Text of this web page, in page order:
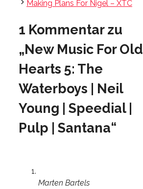
Making Plans For Nigel – XTC
1 Kommentar zu
„New Music For Old
Hearts 5: The
Waterboys | Neil
Young | Speedial |
Pulp | Santana“
Marten Bartels